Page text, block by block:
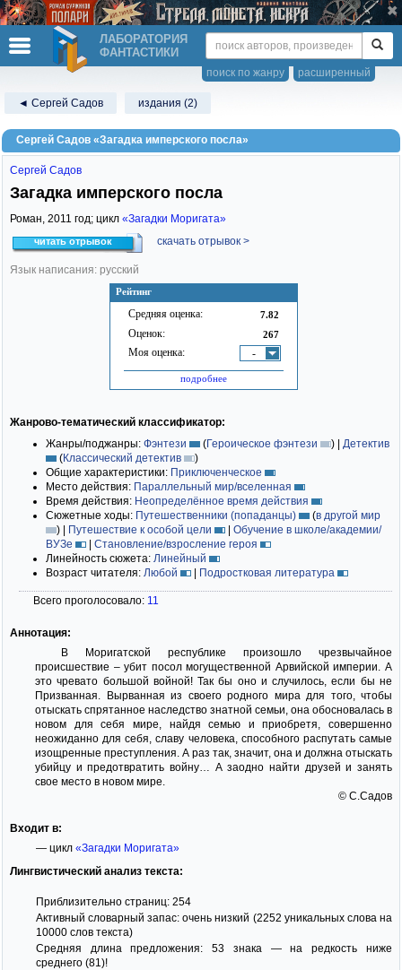
ЛАБОРАТОРИЯ
ФАНТАСТИКИ
расширенный
поиск по жанру
◄ Сергей Садов издания (2)
Сергей Садов «Загадка имперского посла»
Рейтинг
Средняя оценка: 7.82
Оценок: 267
Моя оценка: -
подробнее
Сергей Садов
Загадка имперского посла
Роман, 2011 год; цикл «Загадки Моригата»
читать отрывок скачать отрывок >
Язык написания: русский
Жанрово-тематический классификатор:
Жанры/поджанры: Фэнтези (Героическое фэнтези ) | Детектив
(Классический детектив
)
Общие характеристики: Приключенческое
Место действия: Параллельный мир/вселенная
Время действия: Неопределённое время действия
Сюжетные ходы: Путешественники (попаданцы) (в другой мир
) | Путешествие к особой цели | Обучение в школе/академии/
ВУЗе
| Становление/взросление героя
Линейность сюжета: Линейный
Возраст читателя: Любой | Подростковая литература
Всего проголосовало: 11
Аннотация:
В Моригатской республике произошло чрезвычайное
происшествие – убит посол могущественной Арвийской империи. А
это чревато большой войной! Так бы оно и случилось, если бы не
Призванная. Вырванная из своего родного мира для того, чтобы
отыскать спрятанное наследство знатной семьи, она обосновалась в
новом для себя мире, найдя семью и приобретя, совершенно
неожиданно для себя, славу человека, способного распутать самые
изощренные преступления. А раз так, значит, она и должна отыскать
убийцу и предотвратить войну… А заодно найти друзей и занять
свое место в новом мире.
© С.Садов
Входит в:
— цикл «Загадки Моригата»
Лингвистический анализ текста:
Приблизительно страниц: 254
Активный словарный запас: очень низкий (2252 уникальных слова на
10000 слов текста)
Средняя длина предложения: 53 знака — на редкость ниже
среднего (81)!